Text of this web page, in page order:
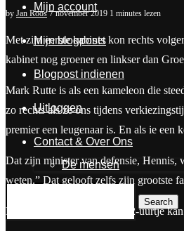
Mijn account
Mijn blogposts
Blogpost indienen
Uitloggen
Contact & Over Ons
De mensen
Search
by Jan Roos 7 november 2019 1 minutes lezen
Met zijn eerste kabinet kon rechts
kabinet nog groener en linkser dan
Mark Rutte is als een kameleon die
zo rechts als ze ons tijdens
premier een leugenaar is. En als ie een
Dat zijn minister van defensie, Hennis,
weten.” Dat gelooft zelfs zijn grootste
PS: Een donatie voor Jans 12-uurtje